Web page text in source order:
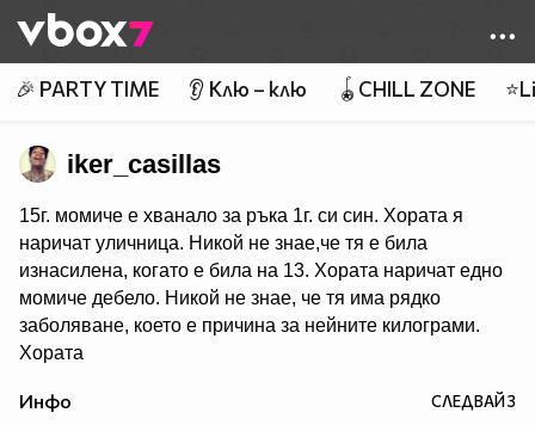
👾
🎉 PARTY TIME 👂 Клю – клю 🪀CHILL ZONE
iker_casillas
15г. момиче е хванало за ръка 1г. си син. Хората я
наричат уличница. Никой не знае,че тя е била
изнасилена, когато е била на 13. Хората наричат едно
момиче дебело. Никой не знае, че тя има рядко
заболяване, което е причина за нейните килограми.
Хората
той е имал сериозен инцидент, който е засегнал лицето
Инфо СЛЕДВАЙ3